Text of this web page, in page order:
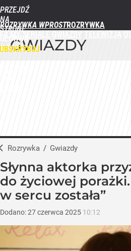
PRZEJDŹ
NA
STRONĘ
GŁÓWNĄ
WPROST.PL
ROZRYWKA WPROST
GWIAZDY
Rozrywka / Gwiazdy
Słynna aktorka
do życiowej porażki.
w sercu została”
Dodano:27czerwca 2025 10:12